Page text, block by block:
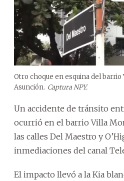
Otro choque en esquina del barrio
Asunción. Captura NPY.
Un accidente de tránsito
ocurrió en el barrio Villa
las calles Del Maestro y
inmediaciones del canal
El impacto llevó a la Kia